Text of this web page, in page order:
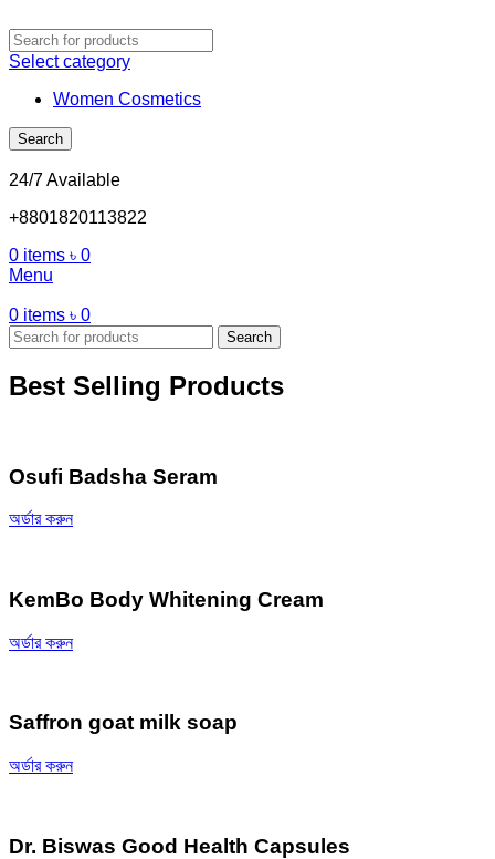
Select category
Women Cosmetics
Search
24/7 Available
+8801820113822
0 items ৳ 0
Menu
0 items ৳ 0
Search
Best Selling Products
Osufi Badsha Seram
অর্ডার করুন
KemBo Body Whitening Cream
অর্ডার করুন
Saffron goat milk soap
অর্ডার করুন
Dr. Biswas Good Health Capsules